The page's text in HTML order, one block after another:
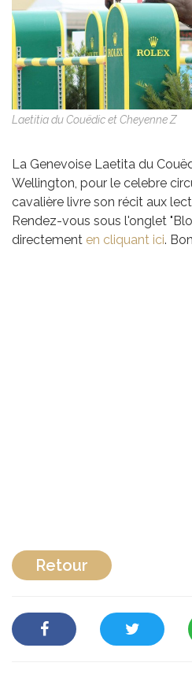
Laetitia du Couëdic et Cheyenne Z
La Genevoise Laetita du
Wellington, pour le celebre
cavalière livre son récit aux
Rendez-vous sous l'onglet
directement en cliquant ici.
Retour